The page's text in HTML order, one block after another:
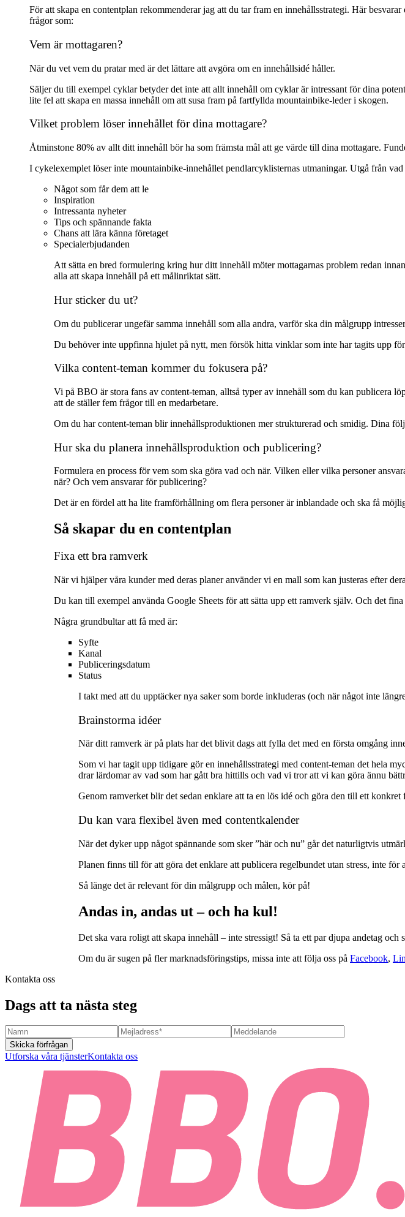
För att skapa en contentplan rekommenderar jag att du tar fram en innehållsstrategi. Här
frågor som:
Vem är mottagaren?
När du vet vem du pratar med är det lättare att avgöra om en innehållsidé håller.
Säljer du till exempel cyklar betyder det inte att allt innehåll om cyklar är intressant för dina
lite fel att skapa en massa innehåll om att susa fram på fartfyllda mountainbike-leder i skogen.
Vilket problem löser innehållet för dina mottagare?
Åtminstone 80% av allt ditt innehåll bör ha som främsta mål att ge värde till dina mottagare.
I cykelexemplet löser inte mountainbike-innehållet pendlarcyklisternas utmaningar. Utgå från
Något som får dem att le
Inspiration
Intressanta nyheter
Tips och spännande fakta
Chans att lära känna företaget
Specialerbjudanden
Att sätta en bred formulering kring hur ditt innehåll möter mottagarnas problem redan
alla att skapa innehåll på ett målinriktat sätt.
Hur sticker du ut?
Om du publicerar ungefär samma innehåll som alla andra, varför ska din målgrupp
Du behöver inte uppfinna hjulet på nytt, men försök hitta vinklar som inte har tagits upp
Vilka content-teman kommer du fokusera på?
Vi på BBO är stora fans av content-teman, alltså typer av innehåll som du kan publicera
att de ställer fem frågor till en medarbetare.
Om du har content-teman blir innehållsproduktionen mer strukturerad och smidig. Dina
Hur ska du planera innehållsproduktion och publicering?
Formulera en process för vem som ska göra vad och när. Vilken eller vilka personer
när? Och vem ansvarar för publicering?
Det är en fördel att ha lite framförhållning om flera personer är inblandade och ska få
Så skapar du en contentplan
Fixa ett bra ramverk
När vi hjälper våra kunder med deras planer använder vi en mall som kan justeras efter
Du kan till exempel använda Google Sheets för att sätta upp ett ramverk själv. Och det
Några grundbultar att få med är:
Syfte
Kanal
Publiceringsdatum
Status
I takt med att du upptäcker nya saker som borde inkluderas (och när något inte
Brainstorma idéer
När ditt ramverk är på plats har det blivit dags att fylla det med en första omgång
Som vi har tagit upp tidigare gör en innehållsstrategi med content-teman det hela
drar lärdomar av vad som har gått bra hittills och vad vi tror att vi kan göra ännu
Genom ramverket blir det sedan enklare att ta en lös idé och göra den till ett konkret
Du kan vara flexibel även med contentkalender
När det dyker upp något spännande som sker ”här och nu” går det naturligtvis
Planen finns till för att göra det enklare att publicera regelbundet utan stress, inte
Så länge det är relevant för din målgrupp och målen, kör på!
Andas in, andas ut – och ha kul!
Det ska vara roligt att skapa innehåll – inte stressigt! Så ta ett par djupa andetag
Om du är sugen på fler marknadsföringstips, missa inte att följa oss på Facebook,
Kontakta oss
Dags att ta nästa steg
Skicka förfrågan
Utforska våra tjänsterKontakta oss